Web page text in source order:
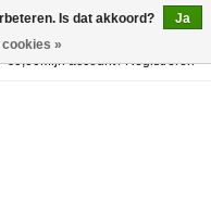
€0,00Mijn account / Registreren
Is dat akkoord?
Ja
»